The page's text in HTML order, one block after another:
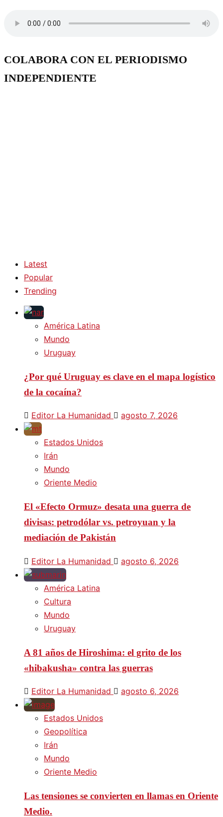
COLABORA CON EL PERIODISMO
INDEPENDIENTE
Latest
Popular
Trending
América Latina
Mundo
Uruguay
¿Por qué Uruguay es clave en el mapa logístico
de la cocaína?
Editor La Humanidad agosto 7, 2026
Estados Unidos
Irán
Mundo
Oriente Medio
El «Efecto Ormuz» desata una guerra de
divisas: petrodólar vs. petroyuan y la
mediación de Pakistán
Editor La Humanidad agosto 6, 2026
América Latina
Cultura
Mundo
Uruguay
A 81 años de Hiroshima: el grito de los
«hibakusha» contra las guerras
Editor La Humanidad agosto 6, 2026
Estados Unidos
Geopolítica
Irán
Mundo
Oriente Medio
Las tensiones se convierten en llamas en Oriente
Medio.